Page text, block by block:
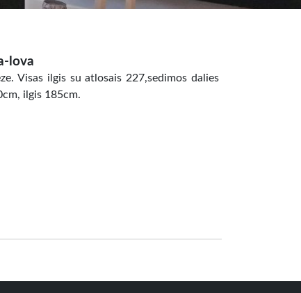
lova
Visas ilgis su atlosais 227,sedimos dalies
ilgis 185cm.